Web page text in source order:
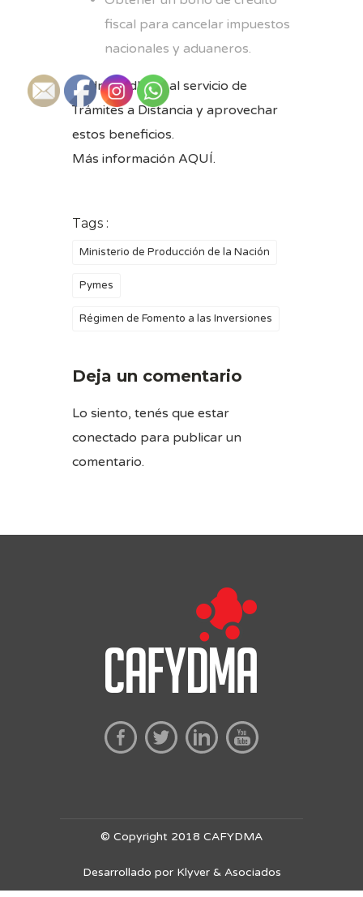
fiscal para cancelar impuestos
nacionales y aduaneros.
Podrán adherir al servicio de
Trámites a Distancia y aprovechar
estos beneficios.
Más información AQUÍ.
Tags :
Ministerio de Producción de la Nación
Pymes
Régimen de Fomento a las Inversiones
Deja un comentario
Lo siento, tenés que estar
conectado para publicar un
comentario.
© Copyright 2018 CAFYDMA
Desarrollado por Klyver & Asociados